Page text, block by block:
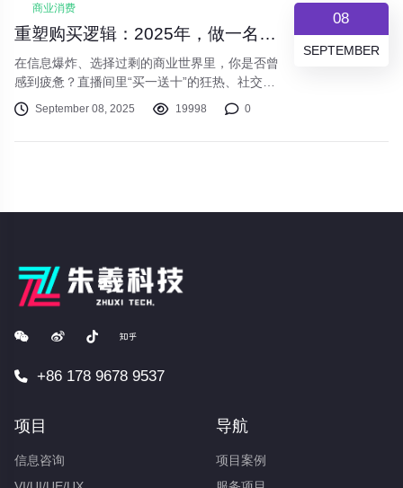
08
SEPTEMBER
商业消费
重塑购买逻辑：2025年，做一名“价值驱动型”消费者
在信息爆炸、选择过剩的商业世界里，你是否曾
感到疲惫？直播间里“买一送十”的狂热、社交媒
体上“种草即拔草”的冲动，让我们的消费行为常
常偏离最初的轨道。钱包空了，储物间满了，但
明、更精准地使用每一分钱的消费理念升级。
September 08, 2025 19998 0
+86 178 9678 9537
项目
信息咨询
导航
项目案例